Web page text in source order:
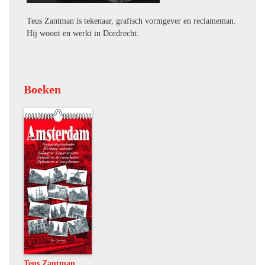
Teus Zantman is tekenaar, grafisch vormgever en reclameman.
Hij woont en werkt in Dordrecht.
Boeken